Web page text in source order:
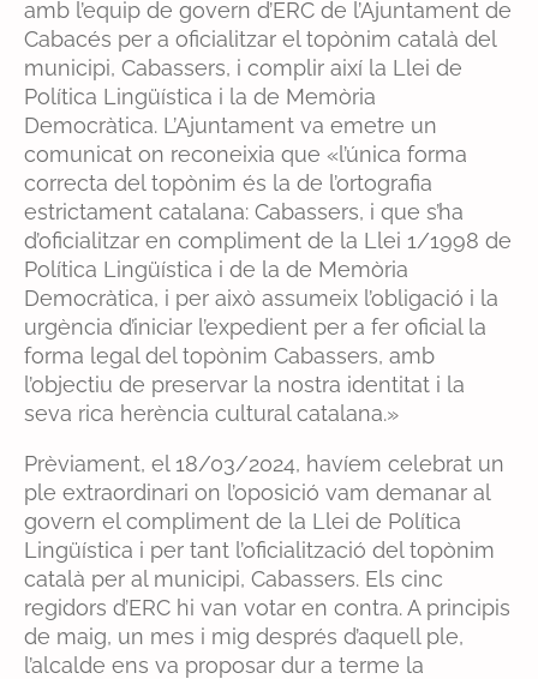
amb l’equip de govern d’ERC de l’Ajuntament de
Cabacés per a oficialitzar el topònim català del
municipi, Cabassers, i complir així la Llei de
Política Lingüística i la de Memòria
Democràtica. L’Ajuntament va emetre un
comunicat on reconeixia que «l’única forma
correcta del topònim és la de l’ortografia
estrictament catalana: Cabassers, i que s’ha
d’oficialitzar en compliment de la Llei 1/1998 de
Política Lingüística i de la de Memòria
Democràtica, i per això assumeix l’obligació i la
urgència d’iniciar l’expedient per a fer oficial la
forma legal del topònim Cabassers, amb
l’objectiu de preservar la nostra identitat i la
seva rica herència cultural catalana.»
Prèviament, el 18/03/2024, havíem celebrat un
ple extraordinari on l’oposició vam demanar al
govern el compliment de la Llei de Política
Lingüística i per tant l’oficialització del topònim
català per al municipi, Cabassers. Els cinc
regidors d’ERC hi van votar en contra. A principis
de maig, un mes i mig després d’aquell ple,
l’alcalde ens va proposar dur a terme la